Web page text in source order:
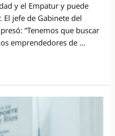
y el Empatur y puede
jefe de Gabinete del
“Tenemos que buscar
emprendedores de …